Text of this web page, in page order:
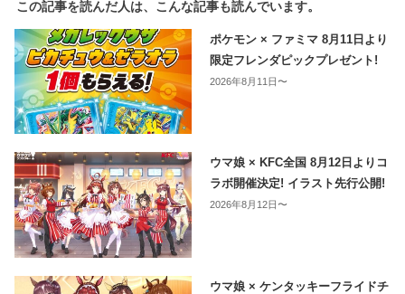
この記事を読んだ人は、こんな記事も読んでいます。
ポケモン × ファミマ 8月11日より
限定フレンダピックプレゼント!
2026年8月11日〜
ウマ娘 × KFC全国 8月12日よりコ
ラボ開催決定! イラスト先行公開!
2026年8月12日〜
ウマ娘 × ケンタッキーフライドチ